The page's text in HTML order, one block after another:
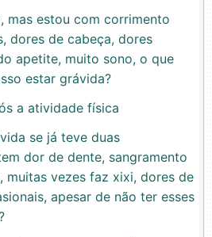
mas estou com corrimento
dores de cabeça, dores
apetite, muito sono, o que
estar grávida?
a atividade física
se já teve duas
dor de dente, sangramento
muitas vezes faz xixi, dores de
apesar de não ter esses